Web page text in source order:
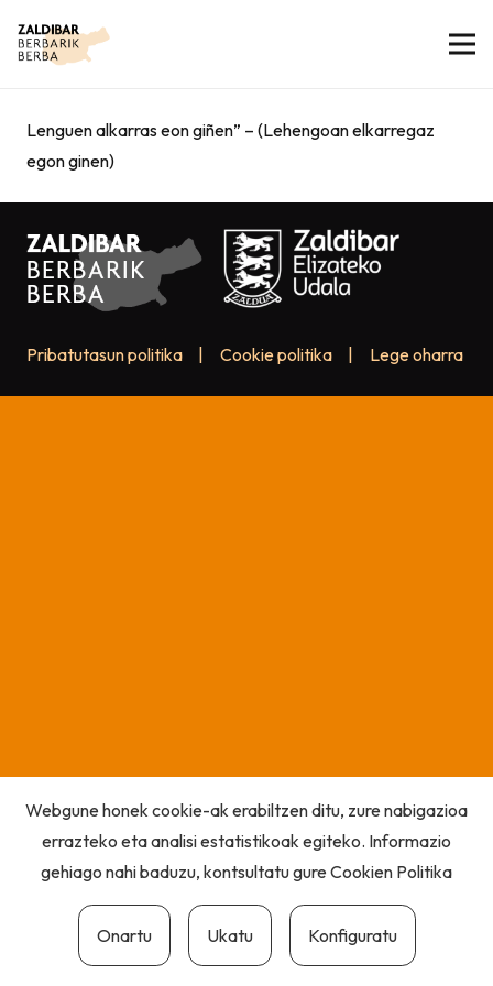
Lenguen alkarras eon giñen” – (Lehengoan elkarregaz
egon ginen)
Pribatutasun politika Cookie politika Lege oharra
Webgune honek cookie-ak erabiltzen ditu, zure nabigazioa
errazteko eta analisi estatistikoak egiteko. Informazio
gehiago nahi baduzu, kontsultatu gureCookien Politika
Onartu Ukatu Konfiguratu